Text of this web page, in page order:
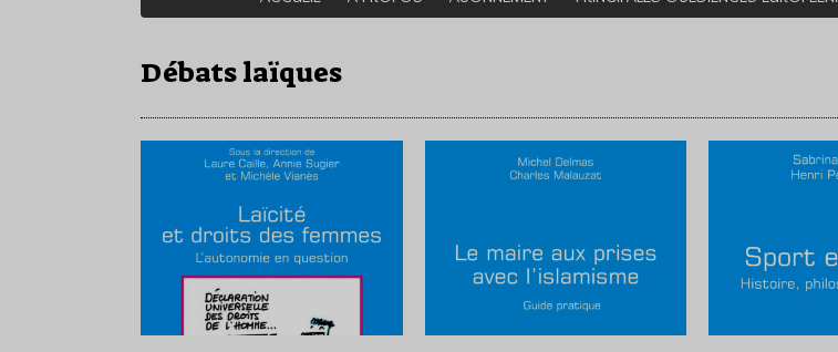
Débats laïques